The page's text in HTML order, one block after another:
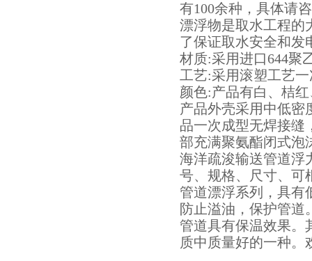
有100余种，具体请
漂浮物是取水工程的
了保证取水安全和发
材质:采用进口644聚
工艺:采用滚塑工艺
颜色:产品有白、桔
产品外壳采用中低密
品一次成型无焊接缝
部充满聚氨酯闭式泡
海洋疏浚输送管道浮
号、规格、尺寸、
管道漂浮系列，具有
防止溢油，保护管道
管道具有保温效果。
质中质量好的一种。